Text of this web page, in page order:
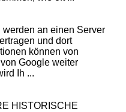
werden an einen Server
und dort
können von
von Google weiter
Ih ...
HISTORISCHE